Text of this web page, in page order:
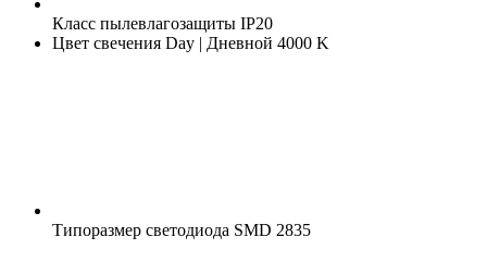
Класс пылевлагозащиты IP20
Цвет свечения Day | Дневной 4000 K
Типоразмер светодиода SMD 2835